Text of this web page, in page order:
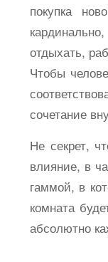
покупка
отдыхать,
Чтобы
сочетание
Не секрет,
влияние, в
гаммой, в
комната
абсолютно